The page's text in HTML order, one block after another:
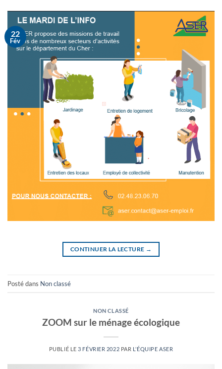
22
Fév
CONTINUER LA LECTURE →
Posté dans Non classé
NON CLASSÉ
ZOOM sur le ménage écologique
PUBLIÉ LE3 FÉVRIER 2022 PAR L'ÉQUIPE ASER